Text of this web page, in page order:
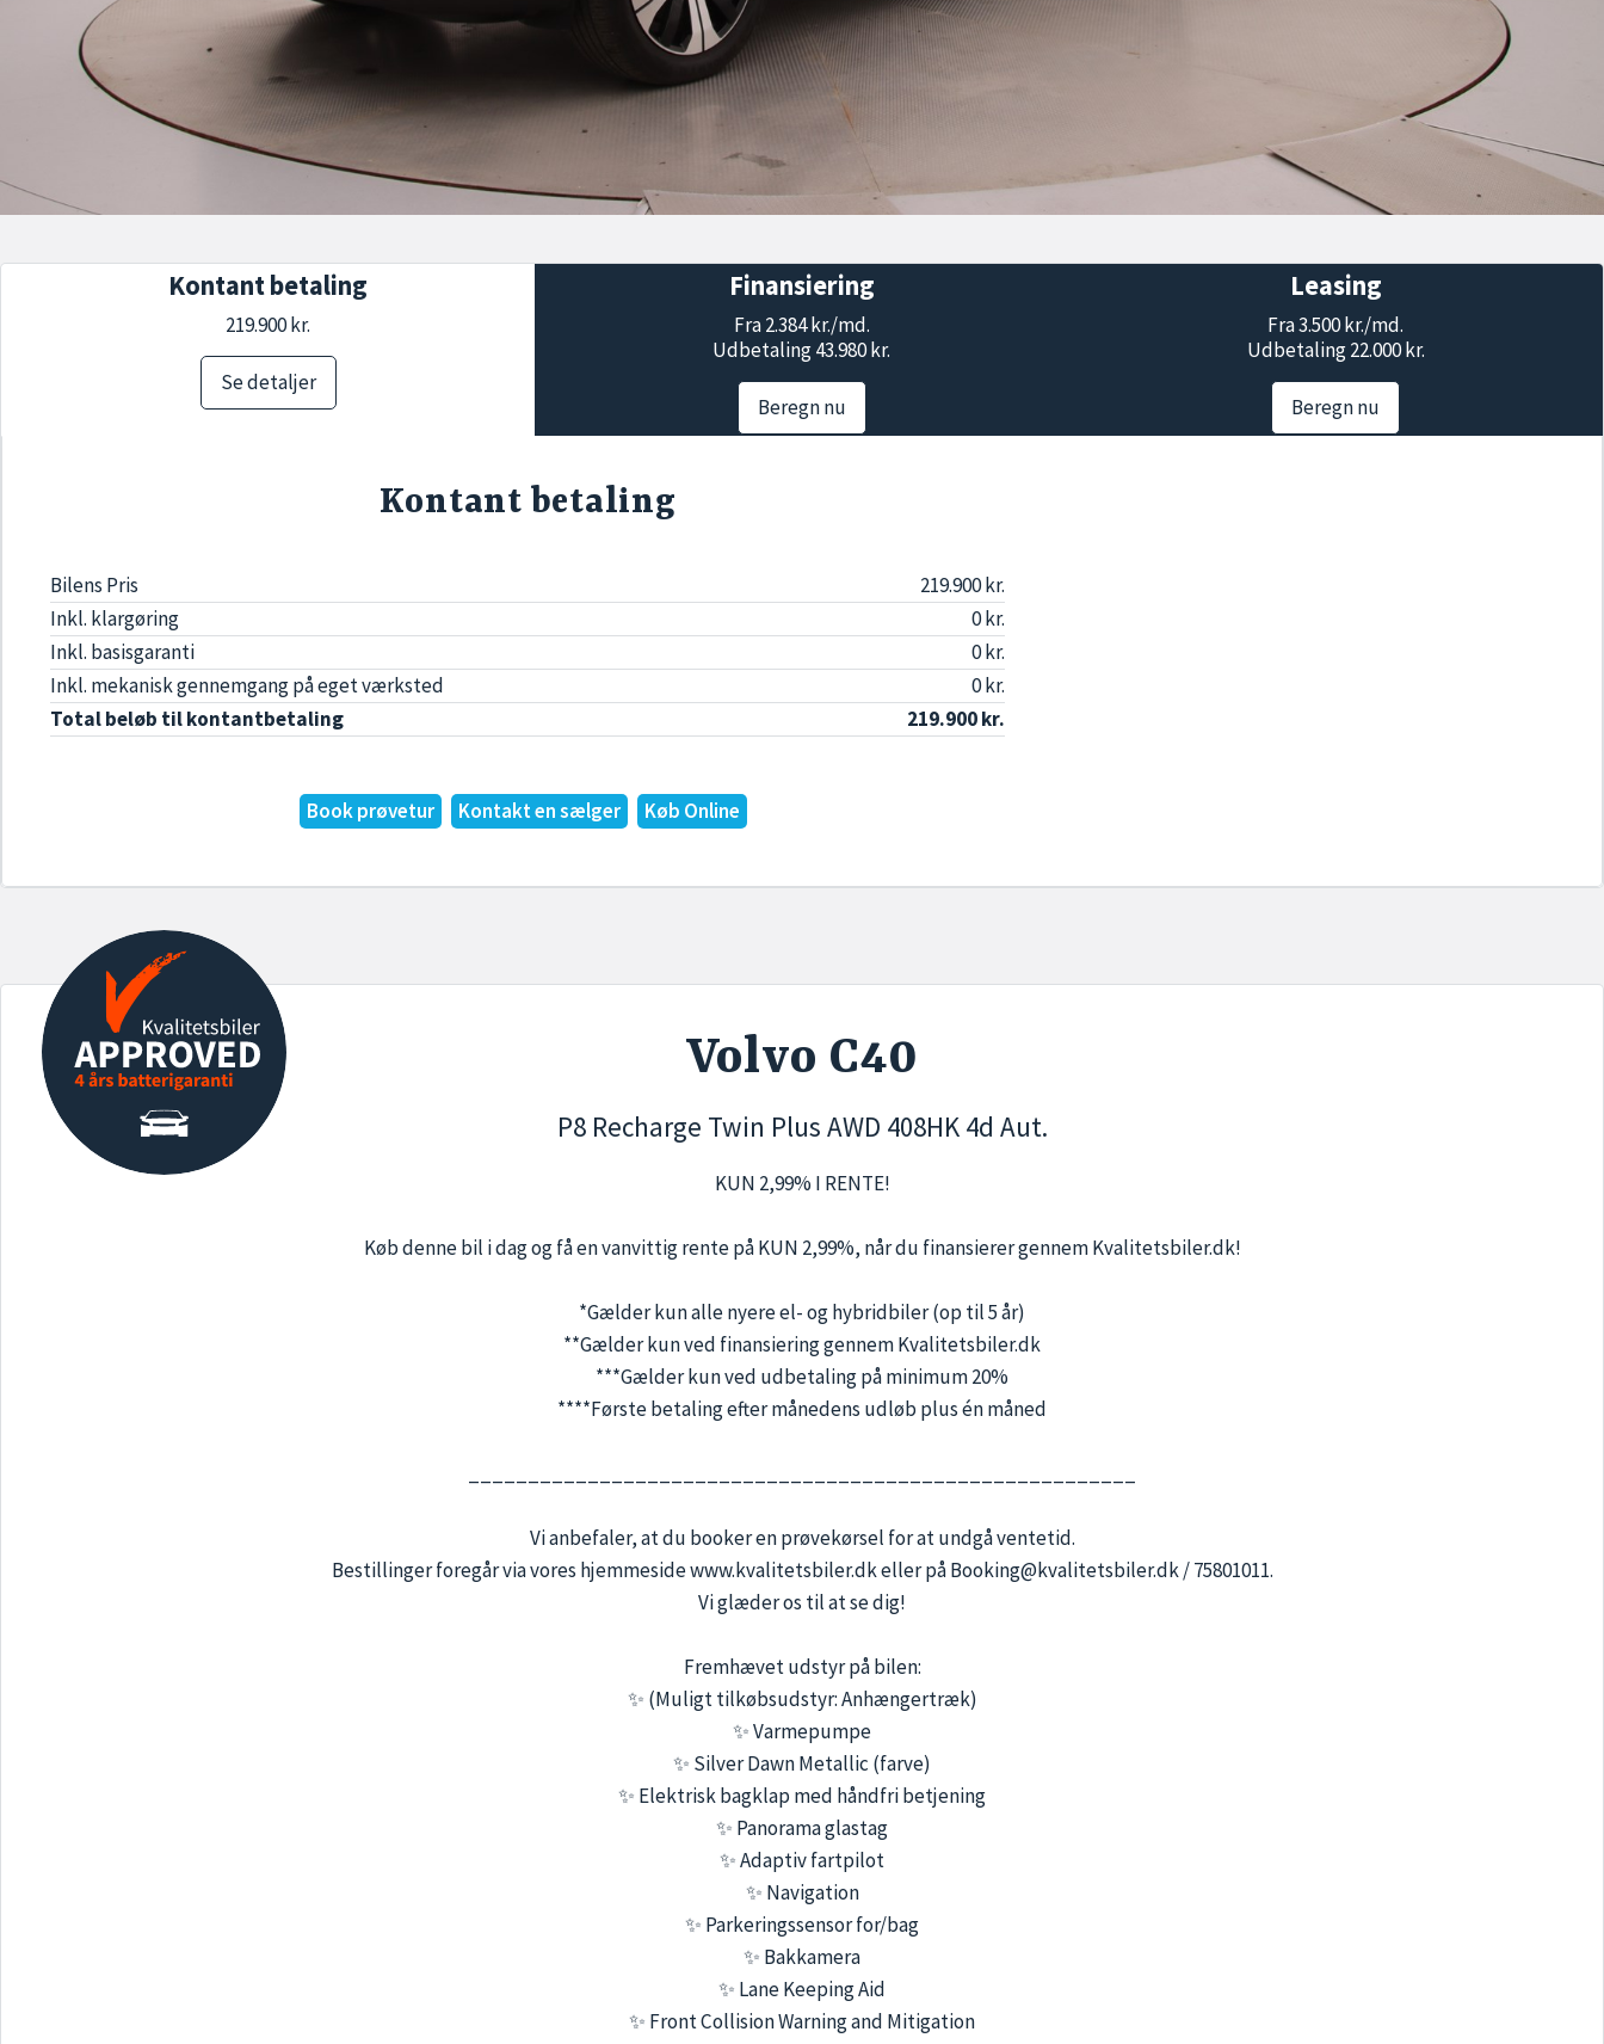
Kontant betaling
219.900 kr.
Se detaljer
Finansiering
Fra 2.384 kr./md.
Udbetaling 43.980 kr.
Beregn nu
Leasing
Fra 3.500 kr./md.
Udbetaling 22.000 kr.
Beregn nu
Kontant betaling
Bilens Pris
219.900 kr.
Inkl. klargøring
0 kr.
Inkl. basisgaranti
0 kr.
Inkl. mekanisk gennemgang på eget værksted
0 kr.
Total beløb til kontantbetaling
219.900 kr.
Book prøvetur Kontakt en sælger Køb Online
Volvo C40
P8 Recharge Twin Plus AWD 408HK 4d Aut.
KUN 2,99% I RENTE!
Køb denne bil i dag og få en vanvittig rente på KUN 2,99%, når du finansierer gennem Kvalitetsbiler.dk!
*Gælder kun alle nyere el- og hybridbiler (op til 5 år)
**Gælder kun ved finansiering gennem Kvalitetsbiler.dk
***Gælder kun ved udbetaling på minimum 20%
****Første betaling efter månedens udløb plus én måned
Vi anbefaler, at du booker en prøvekørsel for at undgå ventetid.
Bestillinger foregår via vores hjemmeside www.kvalitetsbiler.dk eller på Booking@kvalitetsbiler.dk / 75801011.
Vi glæder os til at se dig!
Fremhævet udstyr på bilen:
✨ (Muligt tilkøbsudstyr: Anhængertræk)
✨ Varmepumpe
✨ Silver Dawn Metallic (farve)
✨ Elektrisk bagklap med håndfri betjening
✨ Panorama glastag
✨ Adaptiv fartpilot
✨ Navigation
✨ Parkeringssensor for/bag
✨ Bakkamera
✨ Lane Keeping Aid
✨ Front Collision Warning and Mitigation